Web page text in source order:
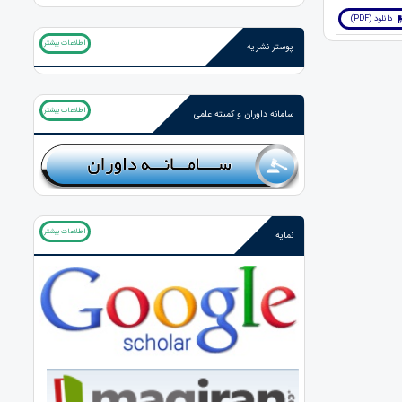
دانلود (PDF)
پوستر نشریه اطلاعات بیشتر
سامانه داوران و کمیته علمی اطلاعات بیشتر
نمایه اطلاعات بیشتر